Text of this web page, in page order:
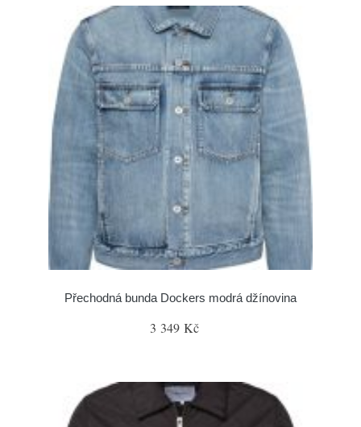
Přechodná bunda Dockers modrá džínovina
3 349 Kč